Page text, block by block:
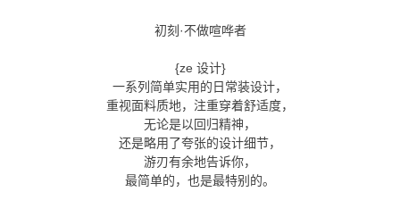
初刻·不做喧哗者
{ze 设计}
一系列简单实用的日常装设计，
重视面料质地，注重穿着舒适度，
无论是以回归精神，
还是略用了夸张的设计细节，
游刃有余地告诉你，
最简单的，也是最特别的。